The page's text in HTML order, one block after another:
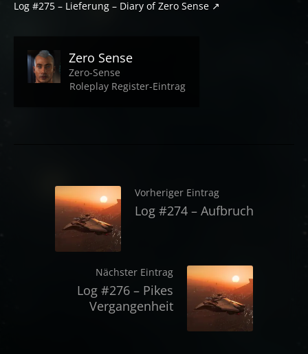
Log #275 – Lieferung – Diary of Zero Sense
Zero Sense
Zero-Sense
Roleplay Register-Eintrag
Vorheriger Eintrag
Log #274 – Aufbruch
Nächster Eintrag
Log #276 – Pikes
Vergangenheit